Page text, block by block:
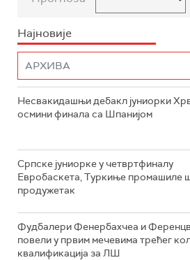
Најновије
Несвакидашњи дебакл јуниорки
осмини финала са Шпанијом
Српске јуниорке у четвртфиналу
Евробаскета, Туркиње промашиле
продужетак
Фудбалери Фенербахчеа и
повели у првим мечевима трећег
квалификација за ЛШ